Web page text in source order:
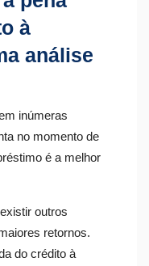
à
análise
inúmeras
no momento de
é a melhor
outros
retornos.
do crédito à